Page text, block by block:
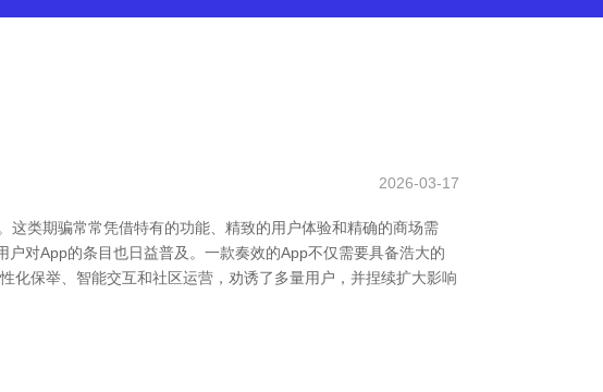
2026-03-17
类期骗常常凭借特有的功能、精致的用户体验和精确的商场需
对App的条目也日益普及。一款奏效的App不仅需要具备浩大的
化保举、智能交互和社区运营，劝诱了多量用户，并捏续扩大影响